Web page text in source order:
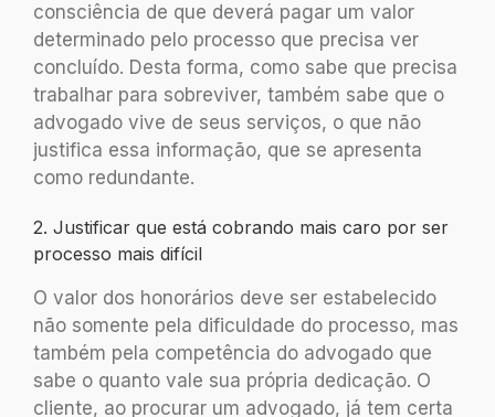
consciência de que deverá pagar um valor
determinado pelo processo que precisa ver
concluído. Desta forma, como sabe que precisa
trabalhar para sobreviver, também sabe que o
advogado vive de seus serviços, o que não
justifica essa informação, que se apresenta
como redundante.
2. Justificar que está cobrando mais caro por ser
processo mais difícil
O valor dos honorários deve ser estabelecido
não somente pela dificuldade do processo, mas
também pela competência do advogado que
sabe o quanto vale sua própria dedicação. O
cliente, ao procurar um advogado, já tem certa